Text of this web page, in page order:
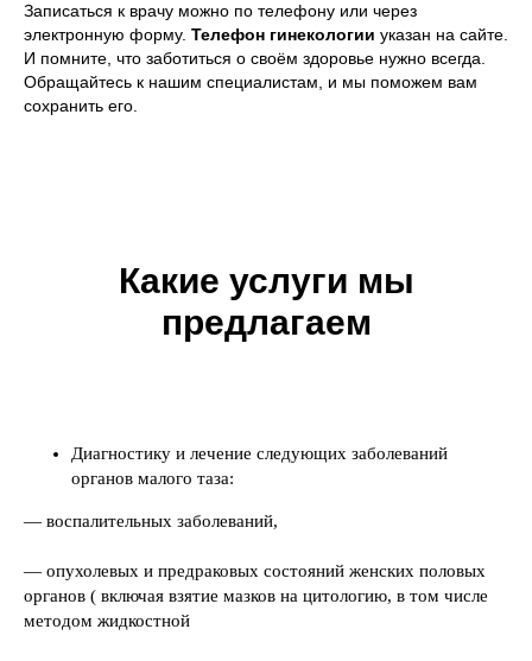
Записаться к врачу можно по телефону или через
электронную форму. Телефон гинекологии указан на сайте.
И помните, что заботиться о своём здоровье нужно всегда.
Обращайтесь к нашим специалистам, и мы поможем вам
сохранить его.
Какие услуги мы
предлагаем
Диагностику и лечение следующих заболеваний
органов малого таза:
— воспалительных заболеваний,
— опухолевых и предраковых состояний женских половых
органов ( включая взятие мазков на цитологию, в том числе
методом жидкостной